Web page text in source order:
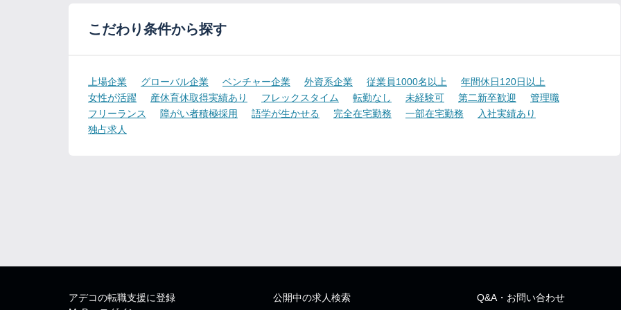
こだわり条件から探す
上場企業 グローバル企業 ベンチャー企業 外資系企業 従業員1000名以上
年間休日120日以上
女性が活躍
産休育休取得実績あり フレックスタイム 転勤なし 未経験可 第二新卒歓迎
管理職
フリーランス
障がい者積極採用 語学が生かせる 完全在宅勤務 一部在宅勤務
入社実績あり
独占求人
アデコの転職支援に登録
公開中の求人検索 Q&A・お問い合わせ